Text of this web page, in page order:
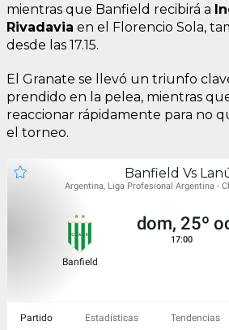
mientras que Banfield recibirá a
Rivadavia en el Florencio Sola,
desde las 17.15.
El Granate se llevó un triunfo
prendido en la pelea, mientras
reaccionar rápidamente para no
el torneo.
Banfield Vs
Argentina, Liga Profesional Argentina -
Banfield
dom, 25º
17:00
Partido Estadísticas Tendencias